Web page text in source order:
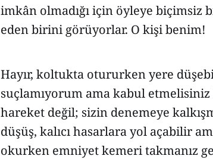
imkân olmadığı için öyleye biçimsiz
eden birini görüyorlar. O kişi benim!
Hayır, koltukta otururken yere
suçlamıyorum ama kabul
hareket değil; sizin denemeye
düşüş, kalıcı hasarlara yol açabilir
okurken emniyet kemeri takmanız